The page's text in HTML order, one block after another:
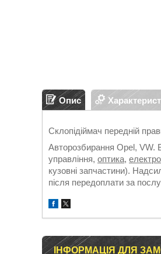
Опис
Склопідіймач передній
Авторозбирання Opel, VW.
управління, оптика,
кузовні запчастини).
після передоплати за
ІНФОРМАЦІЯ ДЛЯ